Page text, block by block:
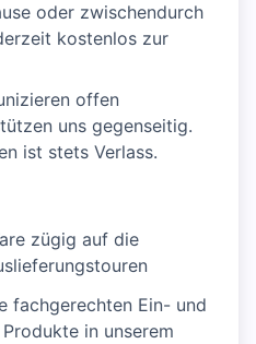
oder zwischendurch
kostenlos zur
offen
uns gegenseitig.
ist stets Verlass.
zügig auf die
fachgerechten Ein- und
in unserem